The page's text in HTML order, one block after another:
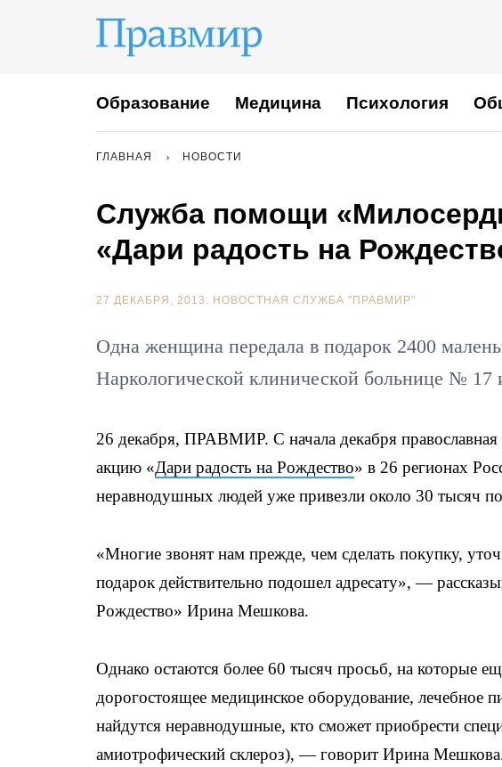
Образование Медицина Психология
ГЛАВНАЯ НОВОСТИ
Служба помощи
«Дари радость на
27 ДЕКАБРЯ, 2013. НОВОСТНАЯ СЛУЖБА "ПРАВМИР"
Одна женщина передала в подарок 2400
Наркологической клинической больнице № 17
26 декабря, ПРАВМИР. С начала декабря
акцию «Дари радость на Рождество» в 26 регионах
неравнодушных людей уже привезли около 30 тысяч
«Многие звонят нам прежде, чем сделать покупку,
подарок действительно подошел адресату», —
Рождество» Ирина Мешкова.
Однако остаются более 60 тысяч просьб, на которые
дорогостоящее медицинское оборудование,
найдутся неравнодушные, кто сможет приобрести
амиотрофический склероз), — говорит Ирина